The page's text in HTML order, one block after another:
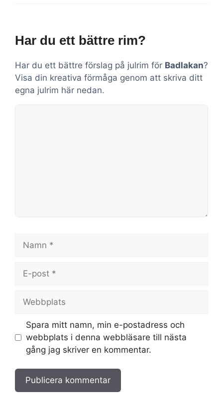
Har du ett bättre rim?
Har du ett bättre förslag på julrim för Badlakan?
Visa din kreativa förmåga genom att skriva ditt
egna julrim här nedan.
Kommentar
post
Spara mitt namn, min e-postadress och
webbplats i denna webbläsare till nästa
gång jag skriver en kommentar.